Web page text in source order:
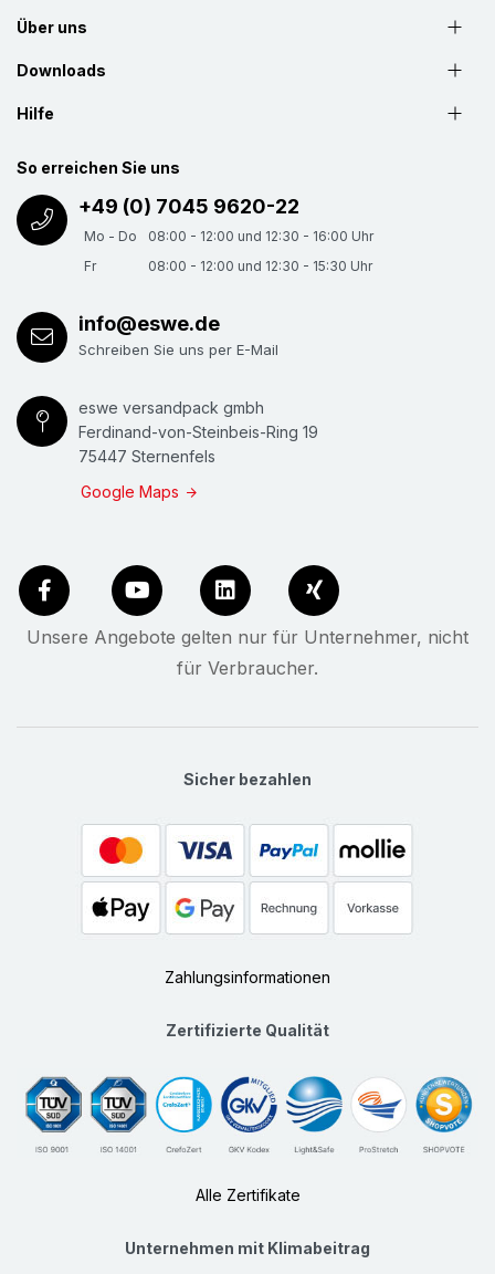
Über uns
Downloads
Hilfe
So erreichen Sie uns
+49 (0) 7045 9620-22
Mo - Do
08:00 - 12:00 und 12:30 - 16:00 Uhr
Fr
08:00 - 12:00 und 12:30 - 15:30 Uhr
info@eswe.de
Schreiben Sie uns per E-Mail
eswe versandpack gmbh
Ferdinand-von-Steinbeis-Ring 19
75447 Sternenfels
Google Maps
Unsere Angebote gelten nur für Unternehmer, nicht
für Verbraucher.
Sicher bezahlen
Zahlungsinformationen
Zertifizierte Qualität
Alle Zertifikate
Unternehmen mit Klimabeitrag